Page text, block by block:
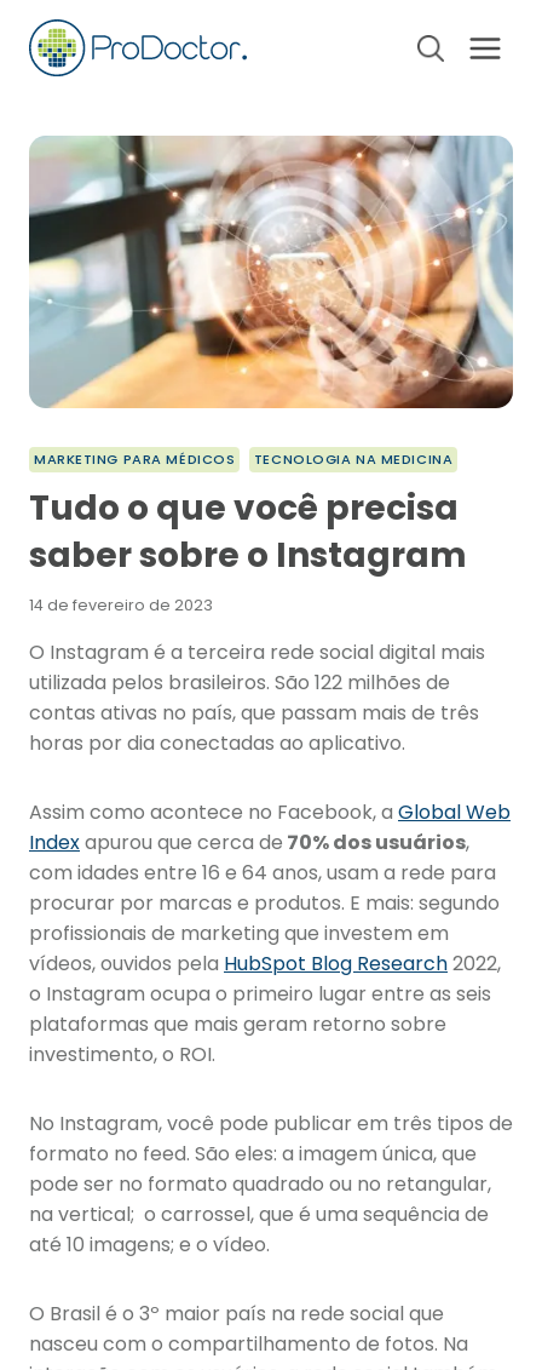
Pular
para
MARKETING PARA MÉDICOS TECNOLOGIA NA MEDICINA
Tudo o que você precisa
saber sobre o Instagram
14 de fevereiro de 2023
O Instagram é a terceira rede social digital mais
utilizada pelos brasileiros. São 122 milhões de
contas ativas no país, que passam mais de três
horas por dia conectadas ao aplicativo.
Assim como acontece no Facebook, a Global Web
Indexapurou que cerca de 70% dos usuários,
com idades entre 16 e 64 anos, usam a rede para
procurar por marcas e produtos. E mais: segundo
profissionais de marketing que investem em
vídeos, ouvidos pela HubSpot Blog Research2022,
o Instagram ocupa o primeiro lugar entre as seis
plataformas que mais geram retorno sobre
investimento, o ROI.
No Instagram, você pode publicar em três tipos de
formato no feed. São eles: a imagem única, que
pode ser no formato quadrado ou no retangular,
na vertical; o carrossel, que é uma sequência de
até 10 imagens; e o vídeo.
O Brasil é o 3º maior país na rede social que
nasceu com o compartilhamento de fotos. Na